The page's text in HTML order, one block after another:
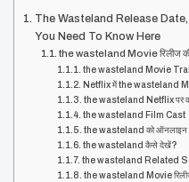
The Wasteland Release
You Need To Know Here
the wasteland Movie रिलीज की
the wasteland Movie
Netflix में the wasteland
the wasteland Netflix पर
the wasteland Film Cast
the wasteland को ऑनलाइन
the wasteland कैसे देखें?
the wasteland Related
the wasteland Movie रिलीज